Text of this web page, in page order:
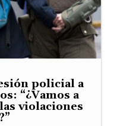
policial a
“¿Vamos a
violaciones